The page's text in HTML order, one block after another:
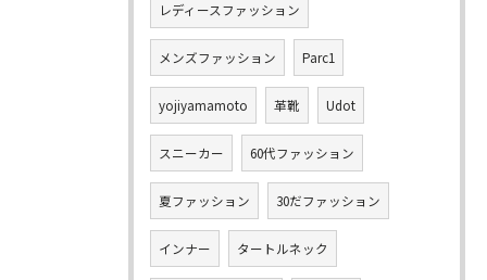
レディースファッション
メンズファッション Parc1
yojiyamamoto 革靴 Udot
スニーカー 60代ファッション
夏ファッション 30だファッション
インナー タートルネック